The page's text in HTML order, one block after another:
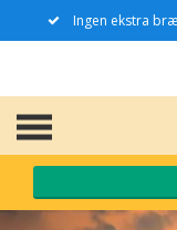
Ingen ekstra